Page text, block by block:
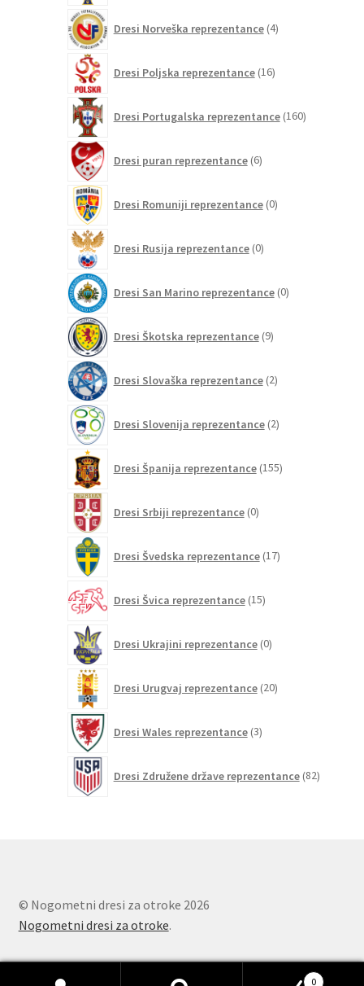
Dresi Norveška reprezentance 4izdelki
Dresi Poljska reprezentance 16izdelkov
Dresi Portugalska reprezentance 160izdelkov
Dresi puran reprezentance 6izdelkov
Dresi Romuniji reprezentance 0izdelkov
Dresi Rusija reprezentance 0izdelkov
Dresi San Marino reprezentance 0izdelkov
Dresi Škotska reprezentance 9izdelkov
Dresi Slovaška reprezentance 2izdelka
Dresi Slovenija reprezentance 2izdelka
Dresi Španija reprezentance 155izdelkov
Dresi Srbiji reprezentance 0izdelkov
Dresi Švedska reprezentance 17izdelkov
Dresi Švica reprezentance 15izdelkov
Dresi Ukrajini reprezentance 0izdelkov
Dresi Urugvaj reprezentance 20izdelkov
Dresi Wales reprezentance 3izdelki
Dresi Združene države reprezentance 82izdelkov
© Nogometni dresi za otroke 2026
Nogometni dresi za otroke.
0